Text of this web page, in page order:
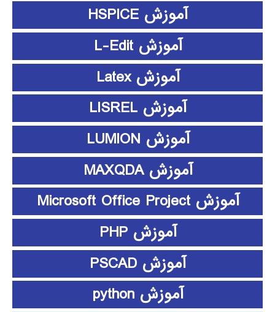
آموزش HSPICE
آموزش L-Edit
آموزش Latex
آموزش LISREL
آموزش LUMION
آموزش MAXQDA
آموزش Microsoft Office Project
آموزش PHP
آموزش PSCAD
آموزش python